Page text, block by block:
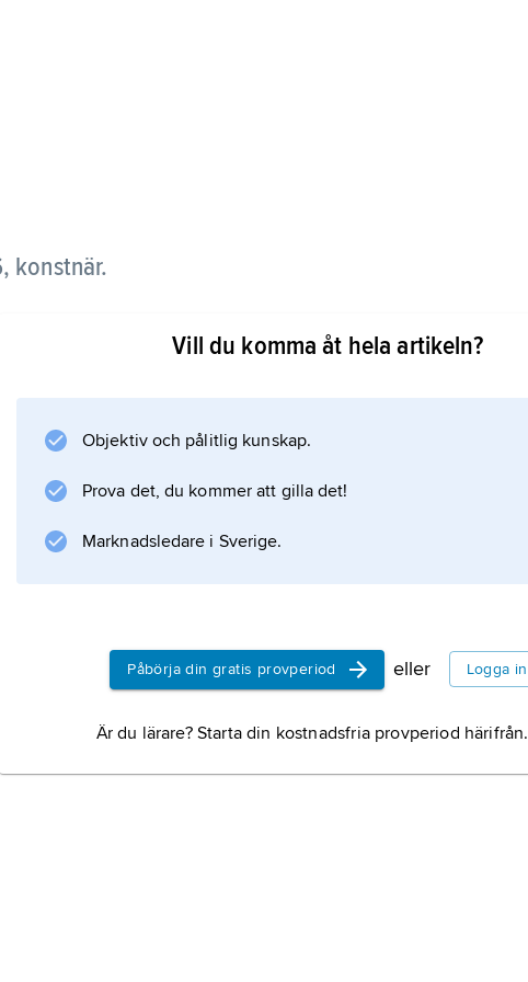
konstnär.
i Göteborg 1966–71 och Valands konstskola
och objekt.
Vill du komma åt hela artikeln?
Objektiv och pålitlig kunskap.
Prova det, du kommer att gilla det!
Marknadsledare i Sverige.
Påbörja din gratis provperiod eller Logga in
Är du lärare? Starta din kostnadsfria provperiod härifrån.